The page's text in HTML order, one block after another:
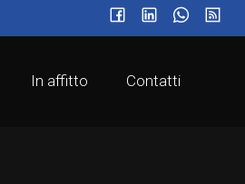
In affitto Contatti